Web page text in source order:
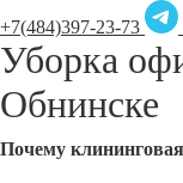
+7(484)397-23-73
Уборка
Обнинске
Почему